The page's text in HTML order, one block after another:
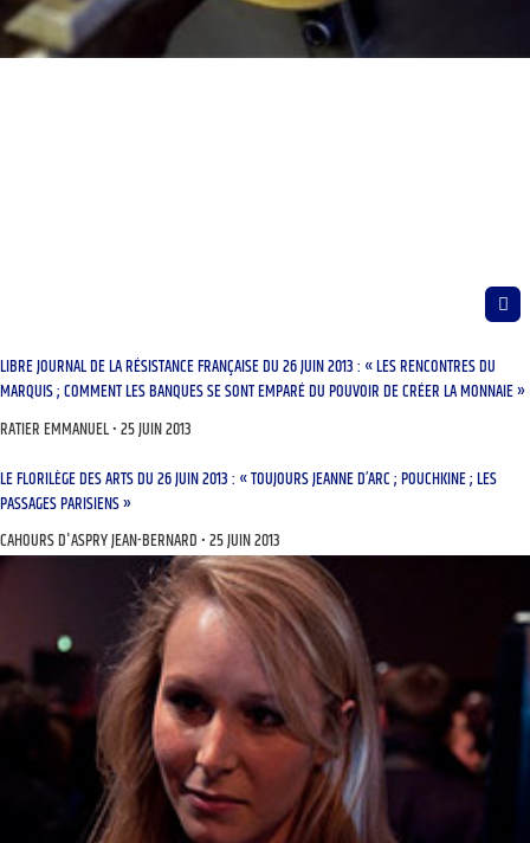
LIBRE JOURNAL DE LA RÉSISTANCE FRANÇAISE DU 26 JUIN 2013 : « LES RENCONTRES DU
MARQUIS ; COMMENT LES BANQUES SE SONT EMPARÉ DU POUVOIR DE CRÉER LA MONNAIE »
RATIER EMMANUEL 25 JUIN 2013
LE FLORILÈGE DES ARTS DU 26 JUIN 2013 : « TOUJOURS JEANNE D’ARC ; POUCHKINE ; LES
PASSAGES PARISIENS »
CAHOURS D'ASPRY JEAN-BERNARD 25 JUIN 2013